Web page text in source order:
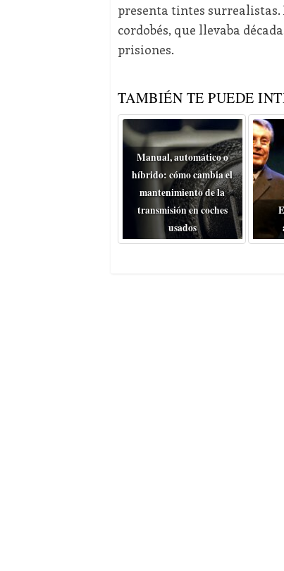
presenta tintes surrealistas.
cordobés, que llevaba
prisiones.
TAMBIÉN TE PUEDE
Manual, automático o
híbrido: cómo cambia el
mantenimiento de la
transmisión en coches
usados